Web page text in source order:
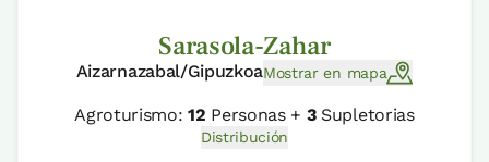
Sarasola-Zahar
Aizarnazabal/GipuzkoaMostrar en mapa
Agroturismo:12 Personas + 3Supletorias
Distribución